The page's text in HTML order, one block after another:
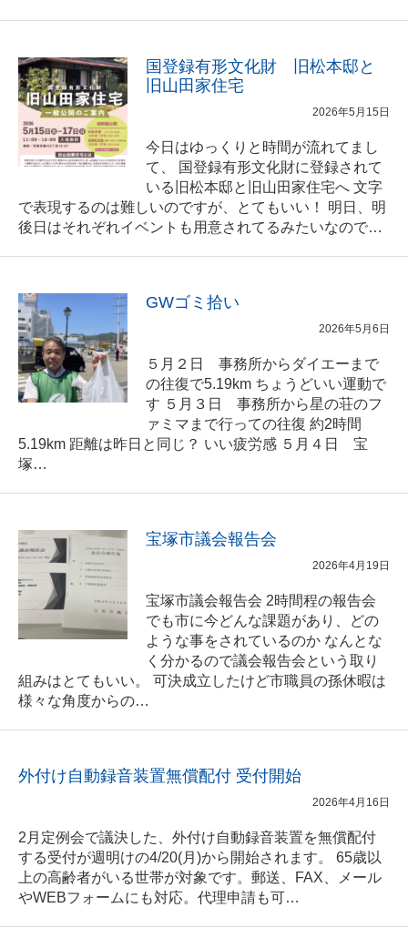
国登録有形文化財 旧松本邸と
旧山田家住宅
2026年5月15日
今日はゆっくりと時間が流れてまし
て、 国登録有形文化財に登録されて
いる旧松本邸と旧山田家住宅へ 文字
で表現するのは難しいのですが、とてもいい！ 明日、明
後日はそれぞれイベントも用意されてるみたいなので…
GWゴミ拾い
2026年5月6日
５月２日 事務所からダイエーまで
の往復で5.19km ちょうどいい運動で
す ５月３日 事務所から星の荘のフ
ァミマまで行っての往復 約2時間
5.19km 距離は昨日と同じ？ いい疲労感 ５月４日 宝
塚…
宝塚市議会報告会
2026年4月19日
宝塚市議会報告会 2時間程の報告会
でも市に今どんな課題があり、どの
ような事をされているのか なんとな
く分かるので議会報告会という取り
組みはとてもいい。 可決成立したけど市職員の孫休暇は
様々な角度からの…
外付け自動録音装置無償配付 受付開始
2026年4月16日
2月定例会で議決した、外付け自動録音装置を無償配付
する受付が週明けの4/20(月)から開始されます。 65歳以
上の高齢者がいる世帯が対象です。郵送、FAX、メール
やWEBフォームにも対応。代理申請も可…